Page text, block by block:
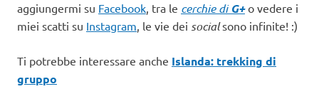
aggiungermi su Facebook, tra le cerchie diG+o vedere i
miei scatti su Instagram, le vie dei socialsono infinite! :)
Ti potrebbe interessare anche Islanda: trekking di
gruppo